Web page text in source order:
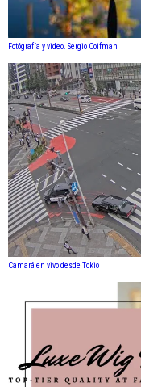
Fotógrafía y video. Sergio Coifman
Camará en vivo desde Tokio